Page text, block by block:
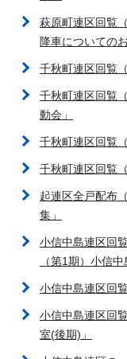
萩原町連区回覧
降車についての
千秋町連区回覧
千秋町連区回覧
動会」
千秋町連区回覧
千秋町連区回覧
起連区全戸配布
集」
小信中島連区回
（第1期）小信
小信中島連区回
小信中島連区回
室(後期)」